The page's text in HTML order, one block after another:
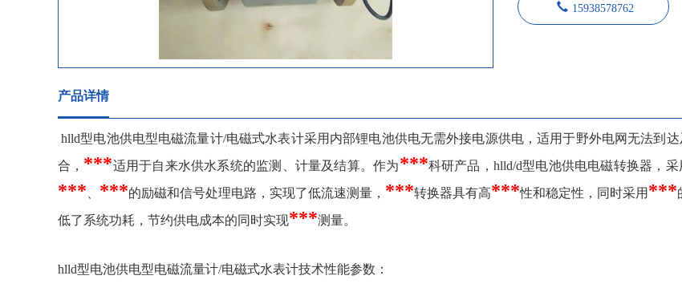
15938578762
产品详情
hlld型电池供电型电磁流量计/电磁式水表计采用内部锂电池供电无需外接电源供电，适用于野外电网无法到
合， ***适用于自来水供水系统的监测、计量及结算。作为***科研产品，hlld/d型电池供电电磁转换器，采
*** ***的励磁和信号处理电路，实现了低流速测量， ***转换器具有高***性和稳定性，同时采用 ***
低了系统功耗，节约供电成本的同时实现***测量。
hlld型电池供电型电磁流量计/电磁式水表计技术性能参数：